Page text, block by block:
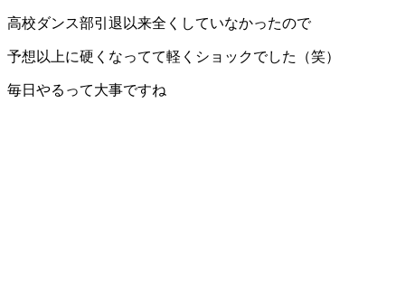
高校ダンス部引退以来全くしていなかったので
予想以上に硬くなってて軽くショックでした（笑）
毎日やるって大事ですね